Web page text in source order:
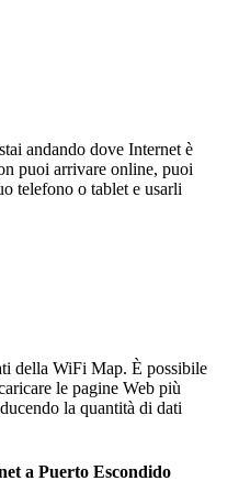
andando dove Internet è
puoi arrivare online, puoi
telefono o tablet e usarli
della WiFi Map. È possibile
le pagine Web più
la quantità di dati
a Puerto Escondido